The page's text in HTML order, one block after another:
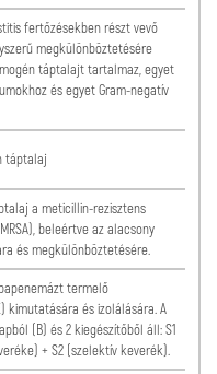
fertőzésekben részt vevő
megkülönböztetésére
táptalajt tartalmaz, egyet
és egyet Gram-negatív
táptalaj
a meticillin-rezisztens
beleértve az alacsony
és megkülönböztetésére.
termelő
kimutatására és izolálására. A
(B) és 2 kiegészítőből áll: S1
+ S2 (szelektív keverék).